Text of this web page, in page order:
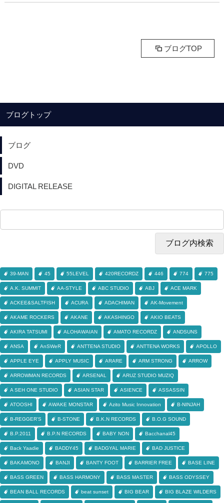
ブログTOP
ブログトップ
ブログ
DVD
DIGITAL RELEASE
39-MAN 45 55LEVEL 420RECORDZ 446 774 775
A.K. SUMMIT AA-STYLE ABC STUDIO ABJ ACE MARK
ACKEE&SALTFISH ACURA ADACHIMAN AK-Movement
AKAME ROCKERS AKANE AKASHINGO AKIO BEATS
AKIRA TATSUMI ALOHAWAIAN AMATO RECORDZ ANDSUNS
ANSA AnSWeR ANTTENA STUDIO ANTTENA WORKS APOLLO
APPLE EYE APPLY MUSIC ARARE ARM STRONG ARROW
ARROWMAN RECORDS ARSENAL ARUZ STUDIO MUZIQ
A SEH ONE STUDIO ASIAN STAR ASIENCE ASSASSIN
ATOOSHI AWAKE MONSTAR Azito Music Innovation B-NINJAH
B-REGGER'S B-STONE B.K.N RECORDS B.O.G SOUND
B.P.2011 B.P.N RECORDS BABY NON Bacchanal45
Back Yaadie BADDY45 BADGYAL MARIE BAD JUSTICE
BAKAMONO BANJI BANTY FOOT BARRIER FREE BASE LINE
BASS GREEN BASS HARMONY BASS MASTER BASS ODYSSEY
BEAN BALL RECORDS beat sunset BIG BEAR BIG BLAZE WILDERS